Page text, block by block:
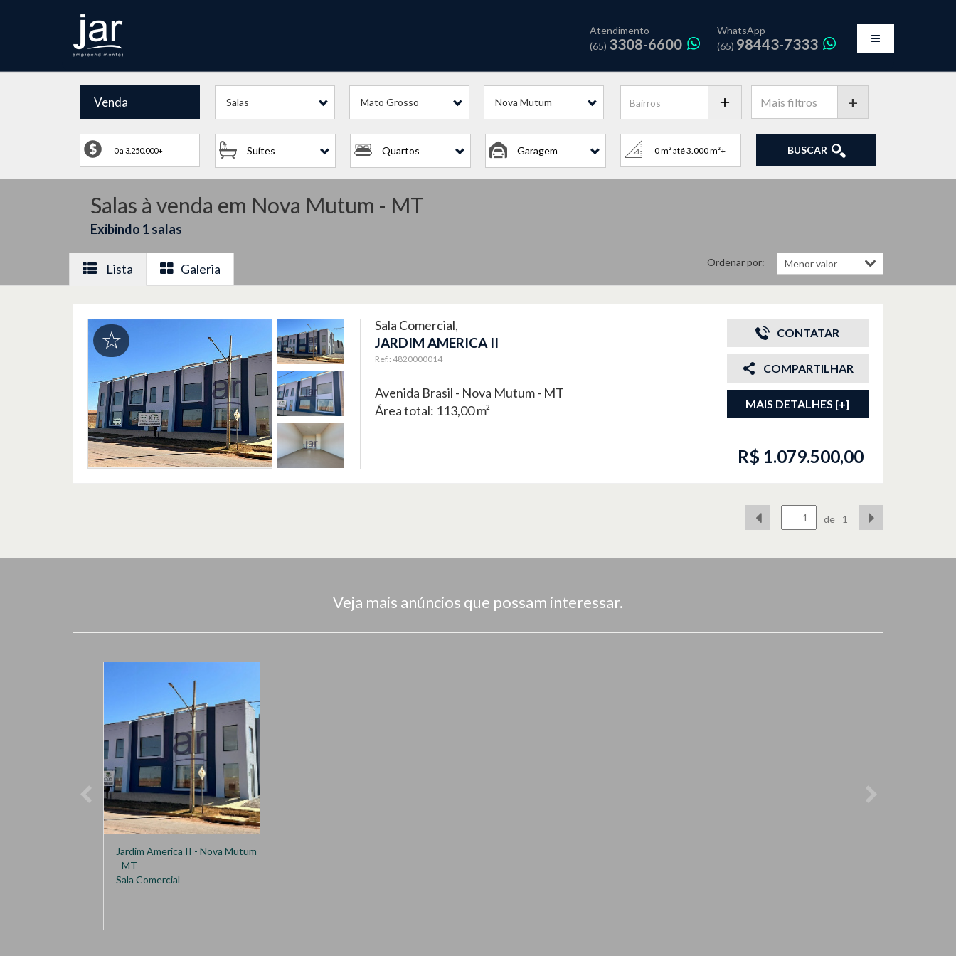
Atendimento
(65) 3308-6600
WhatsApp
(65) 98443-7333
Venda Salas Mato Grosso Nova Mutum
Suítes Quartos Garagem
+
BUSCAR
Salas à venda em Nova Mutum - MT
Exibindo 1 salas
Lista Galeria Ordenar por:
Sala Comercial,
JARDIM AMERICA II
Ref.: 4820000014
Avenida Brasil - Nova Mutum - MT
Área total: 113,00 m²
CONTATAR
COMPARTILHAR
MAIS DETALHES [+]
R$ 1.079.500,00
de 1
Veja mais anúncios que possam interessar.
Jardim America II - Nova Mutum
- MT
Sala Comercial